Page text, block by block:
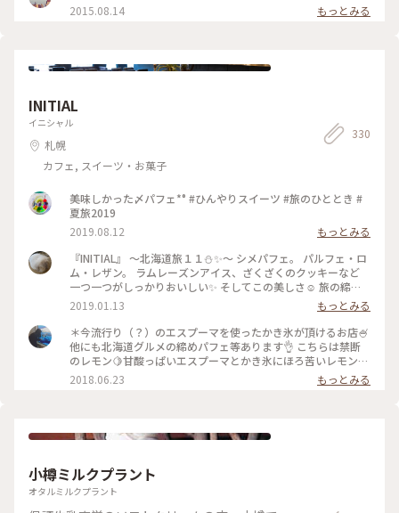
2015.08.14
もっとみる
INITIAL
イニシャル
札幌
カフェ, スイーツ・お菓子
330
美味しかった〆パフェ*° #ひんやりスイーツ #旅のひととき #
夏旅2019
2019.08.12
もっとみる
『INITIAL』 〜北海道旅１１⛄️✨〜 シメパフェ。 パルフェ・ロ
ム・レザン。 ラムレーズンアイス、ざくざくのクッキーなど
一つ一つがしっかりおいしい✨ そしてこの美しさ☺︎ 旅の締め
にぴったりのパフェでした。 #INITIAL #ことりっぷ北海道 #札
幌 #夜パフェ #北海道冬旅
2019.01.13
もっとみる
＊今流行り（？）のエスプーマを使ったかき氷が頂けるお店🍧
他にも北海道グルメの締めパフェ等あります👌 こちらは禁断
のレモン🍋甘酸っぱいエスプーマとかき氷にほろ苦いレモンの
砂糖漬けがたまらない一品です😍 ¥1000（税込かわかりませ
ん💦） #かき氷#エスプーマ#レモン#🍋#イニシャル札幌#北海
2018.06.23 もっとみる
小樽ミルクプラント
オタルミルクプラント